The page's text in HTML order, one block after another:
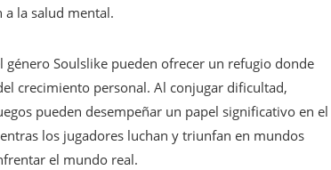
la salud mental.
Soulslike pueden ofrecer un refugio donde
crecimiento personal. Al conjugar dificultad,
pueden desempeñar un papel significativo en el
los jugadores luchan y triunfan en mundos
el mundo real.